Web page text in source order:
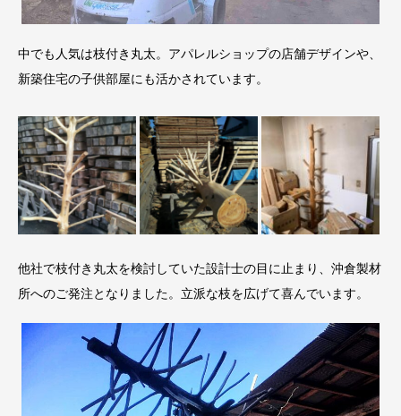
中でも人気は枝付き丸太。アパレルショップの店舗デザインや、
新築住宅の子供部屋にも活かされています。
他社で枝付き丸太を検討していた設計士の目に止まり、沖倉製材
所へのご発注となりました。立派な枝を広げて喜んでいます。